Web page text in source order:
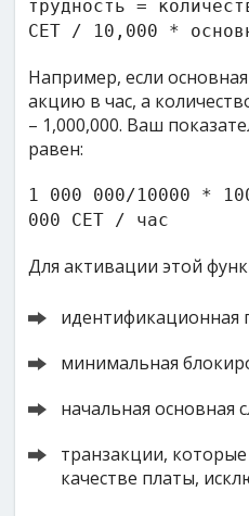
трудность =
CET / 10,000 *
Например, если
акцию в час, а
– 1,000,000. Ваш
равен:
1 000 000/10000 *
000 CET / час
Для активации этой
идентификационная
минимальная
начальная основная
транзакции,
качестве платы,